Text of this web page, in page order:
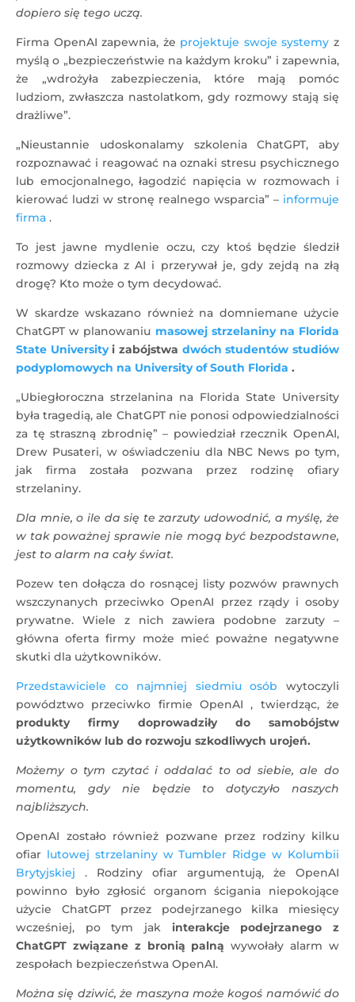
dopiero się tego uczą.
Firma OpenAI zapewnia, że ​​projektuje swoje systemy z
myślą o „bezpieczeństwie na każdym kroku” i zapewnia,
że ​​„wdrożyła zabezpieczenia, które mają pomóc
ludziom, zwłaszcza nastolatkom, gdy rozmowy stają się
drażliwe”.
„Nieustannie udoskonalamy szkolenia ChatGPT, aby
rozpoznawać i reagować na oznaki stresu psychicznego
lub emocjonalnego, łagodzić napięcia w rozmowach i
kierować ludzi w stronę realnego wsparcia” – informuje
firma .
To jest jawne mydlenie oczu, czy ktoś będzie śledził
rozmowy dziecka z AI i przerywał je, gdy zejdą na złą
drogę? Kto może o tym decydować.
W skardze wskazano również na domniemane użycie
ChatGPT w planowaniu masowej strzelaniny na Florida
State Universityi zabójstwa dwóch studentów studiów
podyplomowych na University of South Florida .
„Ubiegłoroczna strzelanina na Florida State University
była tragedią, ale ChatGPT nie ponosi odpowiedzialności
za tę straszną zbrodnię” – powiedział rzecznik OpenAI,
Drew Pusateri, w oświadczeniu dla NBC News po tym,
jak firma została pozwana przez rodzinę ofiary
strzelaniny.
Dla mnie, o ile da się te zarzuty udowodnić, a myślę, że
w tak poważnej sprawie nie mogą być bezpodstawne,
jest to alarm na cały świat.
Pozew ten dołącza do rosnącej listy pozwów prawnych
wszczynanych przeciwko OpenAI przez rządy i osoby
prywatne. Wiele z nich zawiera podobne zarzuty –
główna oferta firmy może mieć poważne negatywne
skutki dla użytkowników.
Przedstawiciele co najmniej siedmiu osób wytoczyli
powództwo przeciwko firmie OpenAI , twierdząc, że
produkty firmy doprowadziły do ​​samobójstw
użytkowników lub do rozwoju szkodliwych urojeń.
Możemy o tym czytać i oddalać to od siebie, ale do
momentu, gdy nie będzie to dotyczyło naszych
najbliższych.
OpenAI zostało również pozwane przez rodziny kilku
ofiar lutowej strzelaniny w Tumbler Ridge w Kolumbii
Brytyjskiej . Rodziny ofiar argumentują, że OpenAI
powinno było zgłosić organom ścigania niepokojące
użycie ChatGPT przez podejrzanego kilka miesięcy
wcześniej, po tym jak interakcje podejrzanego z
ChatGPT związane z bronią palną wywołały alarm w
zespołach bezpieczeństwa OpenAI.
Można się dziwić, że maszyna może kogoś namówić do